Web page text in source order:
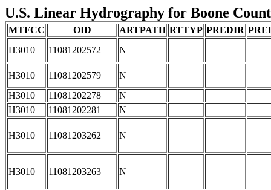
U.S. Linear Hydrography for Boone
MTFCC OID ARTPATH RTTYP PREDIR
H3010
11081202572 N
H3010 11081202579
N
H3010
11081202278
N
H3010
11081202281 N
H3010 11081203262 N
H3010 11081203263 N